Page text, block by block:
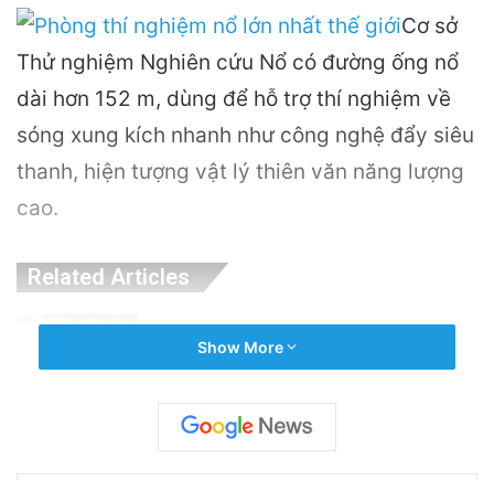
Cơ sở
Thử nghiệm Nghiên cứu Nổ có đường ống nổ
dài hơn 152 m, dùng để hỗ trợ thí nghiệm về
sóng xung kích nhanh như công nghệ đẩy siêu
thanh, hiện tượng vật lý thiên văn năng lượng
cao.
Related Articles
Ngại Về An Ninh Mạng
3 hours ago
Nguyên Nhân Gây Nổ Tên Lửa Trên Bệ
Show More